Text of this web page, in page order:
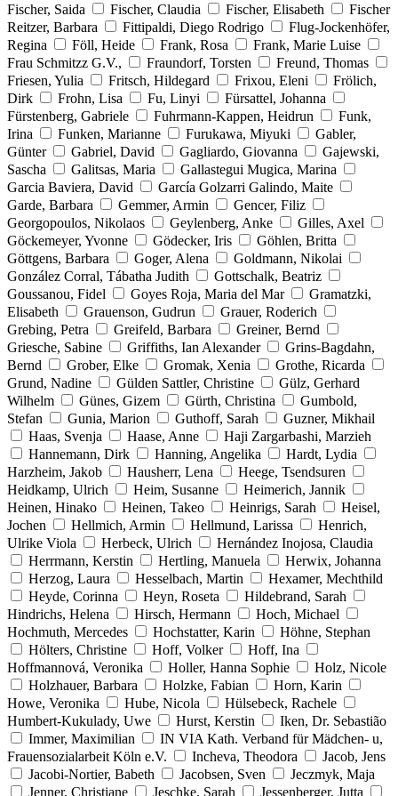
Fischer, Saida
Fischer, Claudia Fischer, Elisabeth
Fischer
Reitzer, Barbara
Fittipaldi, Diego Rodrigo
Flug-Jockenhöfer,
Regina
Föll, Heide Frank, Rosa
Frank, Marie Luise
Frau Schmitzz G.V.,
Fraundorf, Torsten
Freund, Thomas
Friesen, Yulia
Fritsch, Hildegard Frixou, Eleni
Frölich,
Dirk
Frohn, Lisa Fu, Linyi
Fürsattel, Johanna
Fürstenberg, Gabriele
Fuhrmann-Kappen, Heidrun
Funk,
Irina
Funken, Marianne Furukawa, Miyuki
Gabler,
Günter
Gabriel, David Gagliardo, Giovanna
Gajewski,
Sascha
Galitsas, Maria
Gallastegui Mugica, Marina
Garcia Baviera, David
García Golzarri Galindo, Maite
Garde, Barbara
Gemmer, Armin
Gencer, Filiz
Georgopoulos, Nikolaos
Geylenberg, Anke
Gilles, Axel
Göckemeyer, Yvonne
Gödecker, Iris
Göhlen, Britta
Göttgens, Barbara
Goger, Alena
Goldmann, Nikolai
González Corral, Tábatha Judith
Gottschalk, Beatriz
Goussanou, Fidel
Goyes Roja, Maria del Mar
Gramatzki,
Elisabeth
Grauenson, Gudrun
Grauer, Roderich
Grebing, Petra
Greifeld, Barbara
Greiner, Bernd
Griesche, Sabine
Griffiths, Ian Alexander
Grins-Bagdahn,
Bernd
Grober, Elke Gromak, Xenia
Grothe, Ricarda
Grund, Nadine
Gülden Sattler, Christine
Gülz, Gerhard
Wilhelm
Günes, Gizem Gürth, Christina
Gumbold,
Stefan
Gunia, Marion Guthoff, Sarah
Guzner, Mikhail
Haas, Svenja
Haase, Anne
Haji Zargarbashi, Marzieh
Hannemann, Dirk
Hanning, Angelika
Hardt, Lydia
Harzheim, Jakob
Hausherr, Lena
Heege, Tsendsuren
Heidkamp, Ulrich
Heim, Susanne
Heimerich, Jannik
Heinen, Hinako
Heinen, Takeo Heinrigs, Sarah
Heisel,
Jochen
Hellmich, Armin Hellmund, Larissa
Henrich,
Ulrike Viola
Herbeck, Ulrich
Hernández Inojosa, Claudia
Herrmann, Kerstin
Hertling, Manuela
Herwix, Johanna
Herzog, Laura
Hesselbach, Martin
Hexamer, Mechthild
Heyde, Corinna
Heyn, Roseta
Hildebrand, Sarah
Hindrichs, Helena
Hirsch, Hermann
Hoch, Michael
Hochmuth, Mercedes
Hochstatter, Karin
Höhne, Stephan
Hölters, Christine
Hoff, Volker
Hoff, Ina
Hoffmannová, Veronika
Holler, Hanna Sophie
Holz, Nicole
Holzhauer, Barbara
Holzke, Fabian
Horn, Karin
Howe, Veronika
Hube, Nicola
Hülsebeck, Rachele
Humbert-Kukulady, Uwe
Hurst, Kerstin
Iken, Dr. Sebastião
Immer, Maximilian
IN VIA Kath. Verband für Mädchen- u,
Frauensozialarbeit Köln e.V.
Incheva, Theodora
Jacob, Jens
Jacobi-Nortier, Babeth
Jacobsen, Sven
Jeczmyk, Maja
Jenner, Christiane
Jeschke, Sarah Jessenberger, Jutta